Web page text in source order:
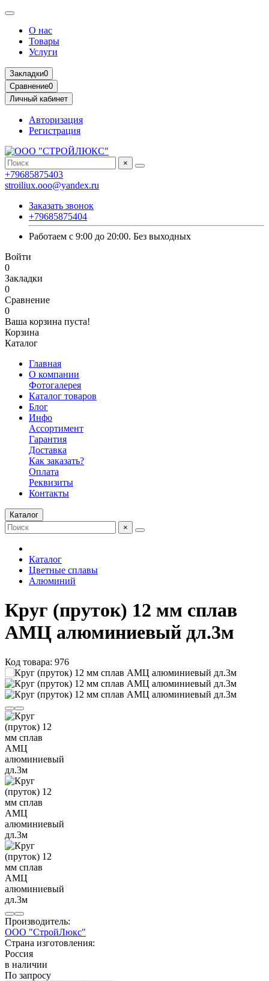
О нас
Товары
Услуги
Закладки0
Сравнение0
Личный кабинет
Авторизация
Регистрация
×
+79685875403
stroiliux.ooo@yandex.ru
Заказать звонок
+79685875404
Работаем с 9:00 до 20:00. Без выходных
Войти
0
Закладки
0
Сравнение
0
Ваша корзина пуста!
Корзина
Каталог
Главная
О компании
Фотогалерея
Каталог товаров
Блог
Инфо
Ассортимент
Гарантия
Доставка
Как заказать?
Оплата
Реквизиты
Контакты
Каталог
×
Каталог
Цветные сплавы
Алюминий
Круг (пруток) 12 мм сплав
АМЦ алюминиевый дл.3м
Код товара: 976
Производитель:
ООО "СтройЛюкс"
Страна изготовления:
Россия
в наличии
По запросу